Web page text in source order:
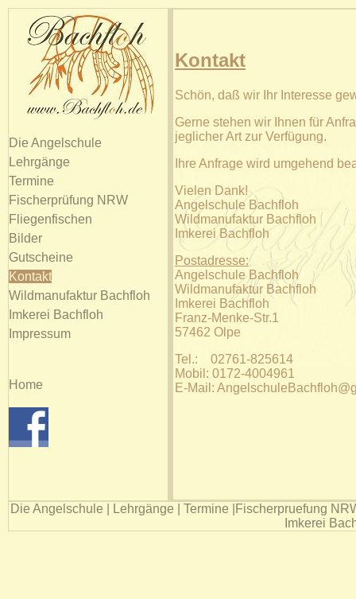
Die Angelschule
Lehrgänge
Termine
Fischerprüfung NRW
Fliegenfischen
Bilder
Gutscheine
Kontakt
Wildmanufaktur Bachfloh
Imkerei Bachfloh
Impressum
Home
Kontakt
Schön, daß wir Ihr Interesse
Gerne stehen wir Ihnen für
jeglicher Art zur Verfügung.
Ihre Anfrage wird umgehend
Vielen Dank!
Angelschule Bachfloh
Wildmanufaktur Bachfloh
Imkerei Bachfloh
Postadresse:
Angelschule Bachfloh
Wildmanufaktur Bachfloh
Imkerei Bachfloh
Franz-Menke-Str.1
57462 Olpe
Tel.: 02761-825614
Mobil: 0172-4004961
E-Mail:
Die Angelschule Lehrgänge Termine
Fischerpruefung
Imkerei